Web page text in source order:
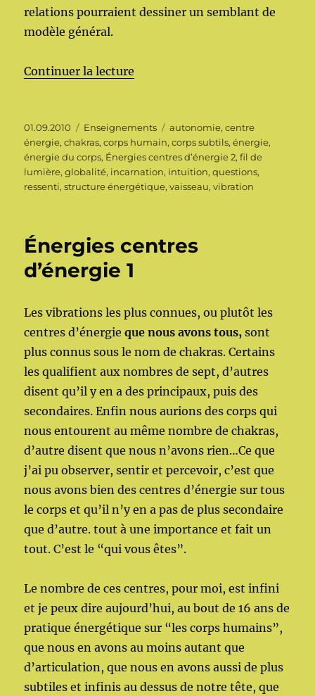
relations pourraient dessiner un semblant de
modèle général.
Continuer la lecture
Publié
le
01.09.2010 Catégories
Enseignements Étiquettes
autonomie,centre
énergie,chakras,corps humain,corps subtils,énergie,
énergie du corps, Énergies centres d’énergie 2,fil de
lumière,globalité, incarnation, intuition,questions,
ressenti,structure énergétique,vaisseau,vibration
Énergies centres
d’énergie 1
Les vibrations les plus connues, ou plutôt les
centres d’énergieque nous avons tous, sont
plus connus sous le nom de chakras. Certains
les qualifient aux nombres de sept, d’autres
disent qu’il y en a des principaux, puis des
secondaires. Enfin nous aurions des corps qui
nous entourent au même nombre de chakras,
d’autre disent que nous n’avons rien…Ce que
j’ai pu observer, sentir et percevoir, c’est que
nous avons bien des centres d’énergie sur tous
le corps et qu’il n’y en a pas de plus secondaire
que d’autre. tout à une importance et fait un
tout. C’est le “qui vous êtes”.
Le nombre de ces centres, pour moi, est infini
et je peux dire aujourd’hui, au bout de 16 ans de
pratique énergétique sur “les corps humains”,
que nous en avons au moins autant que
d’articulation, que nous en avons aussi de plus
subtiles et infinis au dessus de notre tête, que